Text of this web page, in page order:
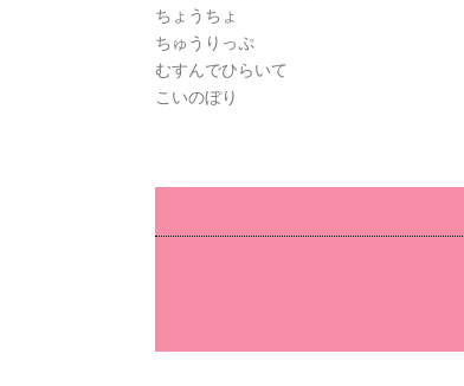
ちょうちょ
ちゅうりっぷ
むすんでひらいて
こいのぼり